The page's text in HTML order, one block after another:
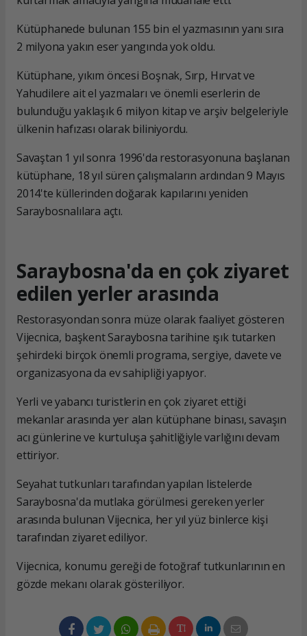
Kütüphanede bulunan 155 bin el yazmasının yanı sıra
2 milyona yakın eser yangında yok oldu.
Kütüphane, yıkım öncesi Boşnak, Sırp, Hırvat ve
Yahudilere ait el yazmaları ve önemli eserlerin de
bulunduğu yaklaşık 6 milyon kitap ve arşiv belgeleriyle
ülkenin hafızası olarak biliniyordu.
Savaştan 1 yıl sonra 1996'da restorasyonuna başlanan
kütüphane, 18 yıl süren çalışmaların ardından 9 Mayıs
2014'te küllerinden doğarak kapılarını yeniden
Saraybosnalılara açtı.
Saraybosna'da en çok ziyaret
edilen yerler arasında
Restorasyondan sonra müze olarak faaliyet gösteren
Vijecnica, başkent Saraybosna tarihine ışık tutarken
şehirdeki birçok önemli programa, sergiye, davete ve
organizasyona da ev sahipliği yapıyor.
Yerli ve yabancı turistlerin en çok ziyaret ettiği
mekanlar arasında yer alan kütüphane binası, savaşın
acı günlerine ve kurtuluşa şahitliğiyle varlığını devam
ettiriyor.
Seyahat tutkunları tarafından yapılan listelerde
Saraybosna'da mutlaka görülmesi gereken yerler
arasında bulunan Vijecnica, her yıl yüz binlerce kişi
tarafından ziyaret ediliyor.
Vijecnica, konumu gereği de fotoğraf tutkunlarının en
gözde mekanı olarak gösteriliyor.